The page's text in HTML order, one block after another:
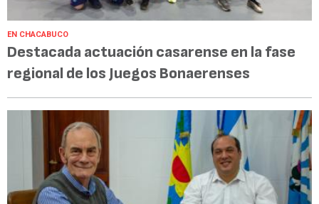
EN CHACABUCO
Destacada actuación casarense en la fase
regional de los Juegos Bonaerenses